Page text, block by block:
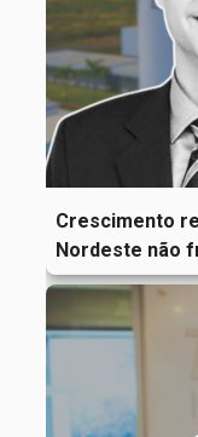
Crescimento
Nordeste não